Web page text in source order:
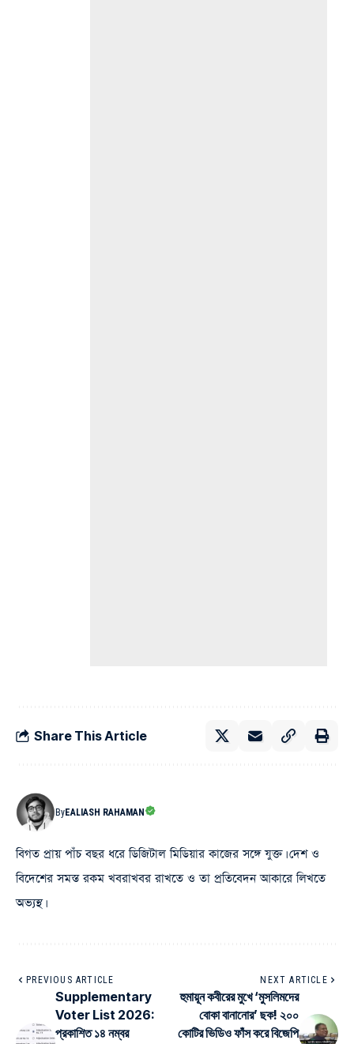
Share This Article
ByEALIASH RAHAMAN
বিগত প্রায় পাঁচ বছর ধরে ডিজিটাল মিডিয়ার কাজের সঙ্গে যুক্ত। দেশ ও
বিদেশের সমস্ত রকম খবরাখবর রাখতে ও তা প্রতিবেদন আকারে লিখতে
অভ্যস্থ।
PREVIOUS ARTICLE
Supplementary
Voter List 2026:
প্রকাশিত ১৪ নম্বর
NEXT ARTICLE
হুমায়ূন কবীরের মুখে ‘মুসলিমদের
বোকা বানানোর’ ছক! ২০০
কোটির ভিডিও ফাঁস করে বিজেপি